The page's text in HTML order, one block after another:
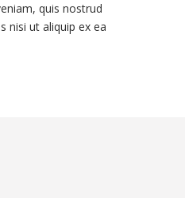
quis nostrud
nisi ut aliquip ex ea